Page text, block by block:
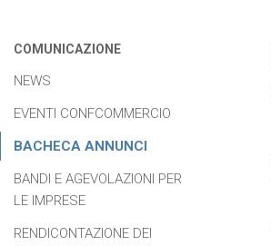
COMUNICAZIONE
NEWS
EVENTI CONFCOMMERCIO
BACHECA ANNUNCI
BANDI E AGEVOLAZIONI PER
LE IMPRESE
RENDICONTAZIONE DEI